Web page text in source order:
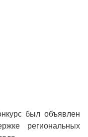
был объявлен
региональных